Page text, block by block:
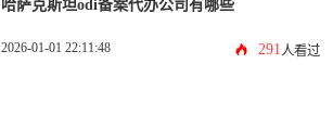
哈萨克斯坦odi备案代办公司有哪些
2026-01-01 22:11:48 291 人看过